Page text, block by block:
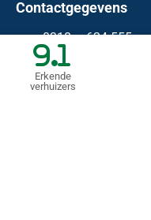
Contactgegevens
0318 – 624 555
info@waaijenberg.nl
Bonnetstraat 59
9.1
Erkende
verhuizers